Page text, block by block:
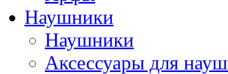
Наушники
Наушники
Аксессуары для